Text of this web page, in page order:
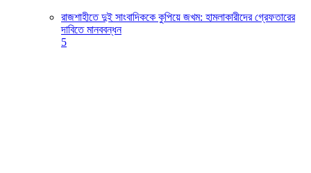
রাজশাহীতে দুই সাংবাদিককে কুপিয়ে জখম: হামলাকারীদের গ্রেফতারের
দাবিতে মানববন্ধন
5